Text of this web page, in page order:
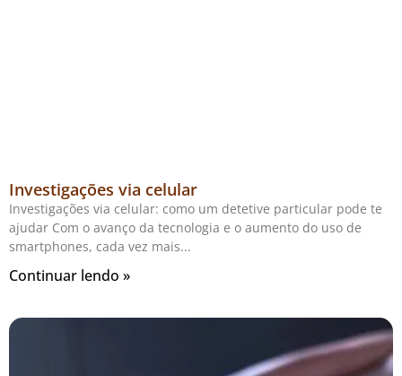
Investigações via celular
Investigações via celular: como um detetive particular pode te
ajudar Com o avanço da tecnologia e o aumento do uso de
smartphones, cada vez mais
Continuar lendo »